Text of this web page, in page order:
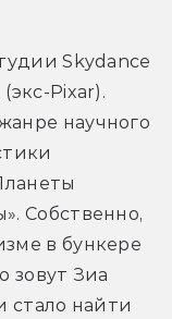
Skydance
Pixar).
научного
Собственно,
в бункере
зовут Зиа
стало найти